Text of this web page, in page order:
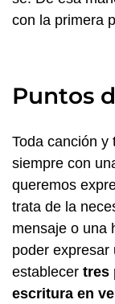
con la primera
Puntos
Toda canción y
siempre con
queremos
trata de la
mensaje o una
poder expresar
establecer tres
escritura en